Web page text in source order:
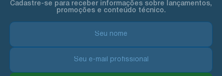
Cadastre-se para receber informações sobre lançamentos,
promoções e conteúdo técnico.